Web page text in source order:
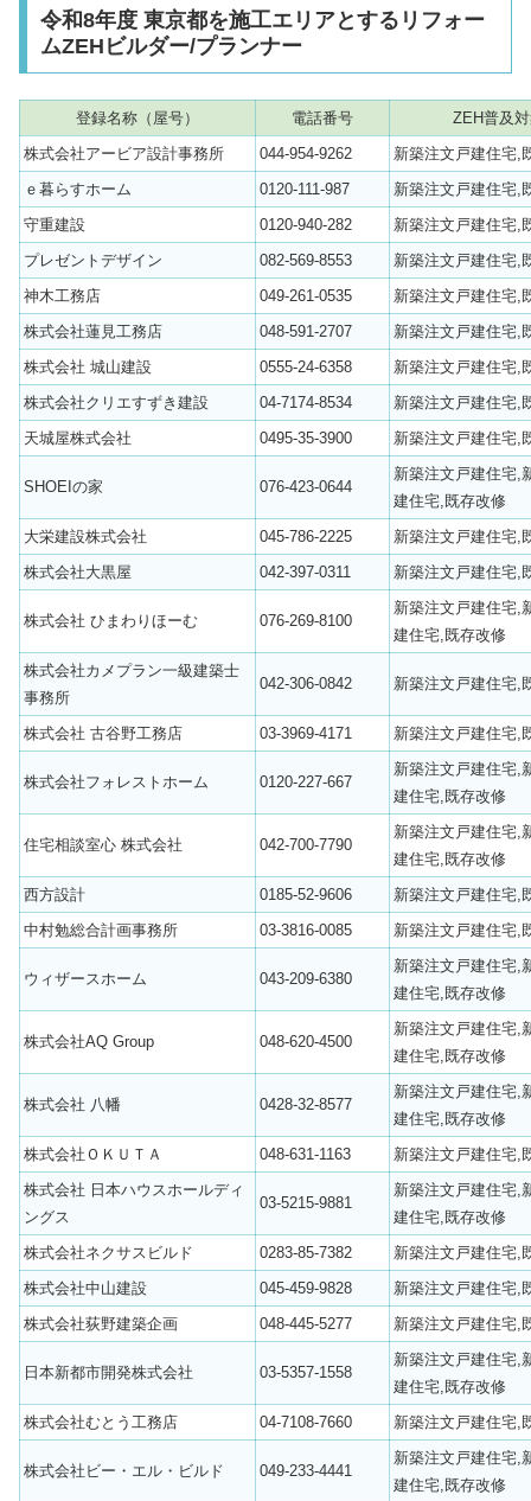
令和8年度 東京都を施工エリアとするリフォー
ムZEHビルダー/プランナー
登録名称（屋号） 電話番号
ZEH普及
株式会社アービア設計事務所
044-954-9262
新築注文戸建住宅,
ｅ暮らすホーム
0120-111-987
新築注文戸建住宅,
守重建設
0120-940-282
新築注文戸建住宅,
プレゼントデザイン
082-569-8553
新築注文戸建住宅,
神木工務店
049-261-0535
新築注文戸建住宅,
株式会社蓮見工務店
048-591-2707
新築注文戸建住宅,
株式会社 城山建設
0555-24-6358
新築注文戸建住宅,
株式会社クリエすずき建設
04-7174-8534
新築注文戸建住宅,
天城屋株式会社
0495-35-3900 新築注文戸建住宅,
SHOEIの家 076-423-0644
新築注文戸建住宅,
建住宅,既存改修
大栄建設株式会社
045-786-2225
新築注文戸建住宅,
株式会社大黒屋
042-397-0311 新築注文戸建住宅,
株式会社 ひまわりほーむ 076-269-8100
新築注文戸建住宅,
建住宅,既存改修
株式会社カメプラン一級建築士
事務所
042-306-0842 新築注文戸建住宅,
株式会社 古谷野工務店 03-3969-4171 新築注文戸建住宅,
株式会社フォレストホーム 0120-227-667
新築注文戸建住宅,
建住宅,既存改修
住宅相談室心 株式会社 042-700-7790
新築注文戸建住宅,
建住宅,既存改修
西方設計
0185-52-9606
新築注文戸建住宅,
中村勉総合計画事務所
03-3816-0085 新築注文戸建住宅,
ウィザースホーム 043-209-6380
新築注文戸建住宅,
建住宅,既存改修
株式会社AQ Group 048-620-4500
新築注文戸建住宅,
建住宅,既存改修
株式会社 八幡 0428-32-8577
新築注文戸建住宅,
建住宅,既存改修
株式会社ＯＫＵＴＡ
048-631-1163
新築注文戸建住宅,
株式会社 日本ハウスホールディ
ングス
03-5215-9881
新築注文戸建住宅,
建住宅,既存改修
株式会社ネクサスビルド
0283-85-7382
新築注文戸建住宅,
株式会社中山建設
045-459-9828
新築注文戸建住宅,
株式会社荻野建築企画
048-445-5277 新築注文戸建住宅,
日本新都市開発株式会社 03-5357-1558
新築注文戸建住宅,
建住宅,既存改修
株式会社むとう工務店
04-7108-7660 新築注文戸建住宅,
株式会社ビー・エル・ビルド 049-233-4441
新築注文戸建住宅,
建住宅,既存改修